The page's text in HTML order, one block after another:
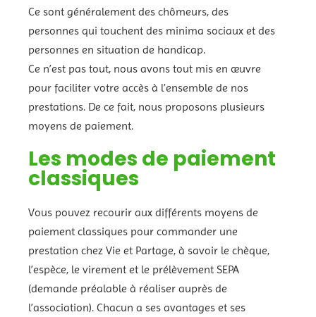
Ce sont généralement des chômeurs, des
personnes qui touchent des minima sociaux et des
personnes en situation de handicap.
Ce n’est pas tout, nous avons tout mis en œuvre
pour faciliter votre accès à l’ensemble de nos
prestations. De ce fait, nous proposons plusieurs
moyens de paiement.
Les modes de paiement
classiques
Vous pouvez recourir aux différents moyens de
paiement classiques pour commander une
prestation chez Vie et Partage, à savoir le chèque,
l’espèce, le virement et le prélèvement SEPA
(demande préalable à réaliser auprès de
l’association). Chacun a ses avantages et ses